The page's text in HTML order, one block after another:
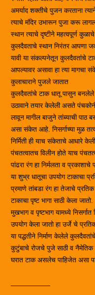
अमर्याद शक्तीचे पुजन करताना
त्याचे मंदिर उभारून पुजा करू
स्थान त्याचे दृष्टीने महत्वपूर्ण
कुलदैवताचे स्थान निरंतर आपणा
यावी या संकल्पनेतून कुलदैवतांचे
आपल्यावर असावा हा त्या मागचा
कुलाचाराने पुजले जातात
कुलदैवतांचे टाक धातू पासुन बनलेले
उठावाने तयार केलेली असते
लावून मागील बाजुने तांब्याची पाठ
असा संकेत आहे. निसर्गाच्या मुळ
निर्मिती ही याच संकेताचे आधारे
पंचतत्वातच विलीन होते याच
पांढरा रंग हा निर्मलता व
या शुभ्र धातूचा उपयोग टाकाचा
प्रमाणे तांबडा रंग हा तेजाचे
टाकाचा पृष्ट भागा साठी केला जातो.
मुखभाग व पृष्टभाग यामध्ये निसर्गात
उपयोग केला जातो हा उर्जे चे
या पद्धतीने निर्माण केलेले
कुटुंबाचे रोजचे पुजे साठी व नैमेतिक
घरात टाक असलेच पाहिजेत असा